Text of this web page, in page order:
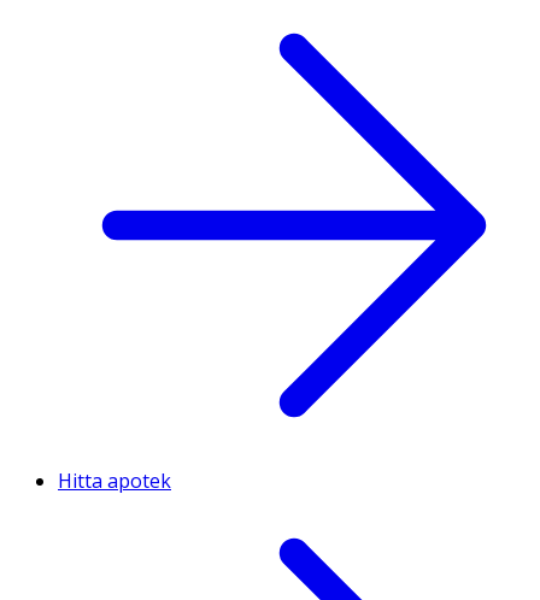
Hitta apotek